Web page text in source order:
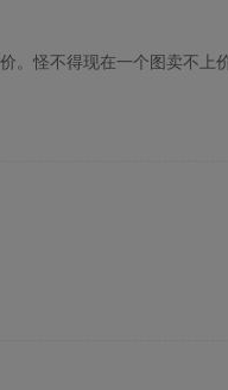
。怪不得现在一个图卖不上价